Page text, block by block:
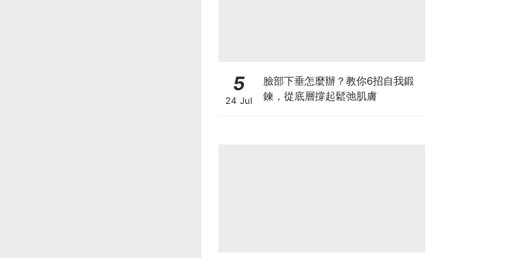
5
24 Jul
臉部下垂怎麼辦？教你6招自我鍛
鍊，從底層撐起鬆弛肌膚